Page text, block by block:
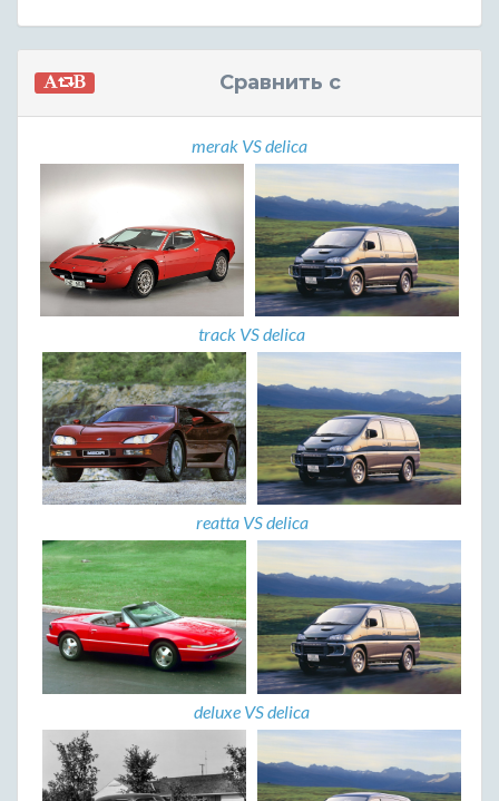
Сравнить с
merak VS delica
track VS delica
reatta VS delica
deluxe VS delica